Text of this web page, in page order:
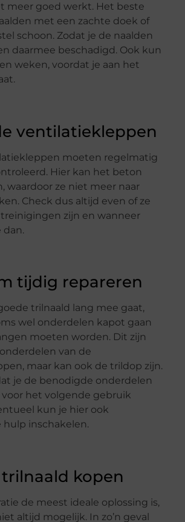
meer goed werkt. Het beste
met een zachte doek of
schoon. Zodat je de naalden
daarmee beschadigd. Ook kun
weken, voordat je aan het
ventilatiekleppen
moeten regelmatig
Hier kan het beton
waardoor ze niet meer naar
Check dus altijd even of ze
zijn en wanneer
dan.
tijdig repareren
trilnaald lang mee gaat,
wel onderdelen kapot gaan
moeten worden. Dit zijn
van de
maar kan ook de trildop zijn.
je de benodigde onderdelen
voor het volgende gebruik
kun je hier ook
hulp inschakelen.
kopen
de meest ideale oplossing is,
altijd mogelijk. In zo’n geval